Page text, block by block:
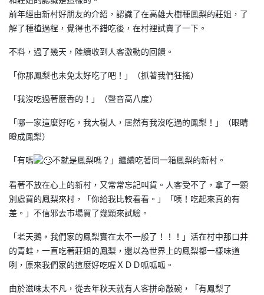
前年經由新村好朋友的介紹，認識了在高雄大樹種鳳梨的莊姐，了
解了種植過程，覺得也不錯吃後，在村裡試賣了一下。
不料，過了幾天，陸續收到人客激動的回饋。
「你那鳳梨也未免太好吃了吧！」（抓著我們狂搖）
「我沒吃過著麼香的！」（聲音高八度）
「哪一家這麼好吃，我大樹人，居然有我沒吃過的鳳梨！」（眼睛
瞪成鳳梨）
「有嗎
不就是鳳梨嗎？」繼續吃著同一箱鳳梨的新村。
看著不放在心上的新村，又常常忘記叫貨。人客受不了，拿了一顆
別處買的鳳梨來村，「你給我比較看看。」「咦！吃起來真的有
差。」不信邪去市場買了幾顆來試驗。
「老天鵝，我們家的鳳梨實在太不一般了！！！」活在村中那口井
的青蛙，一直吃著莊姐的鳳梨，還以為世界上的鳳梨都一樣味道
咧，原來我們家的這麼好吃喔ＸＤＤ呱呱呱。
由於滋味太不凡，從去年秋天就有人客拼命敲碗，「有鳳梨了